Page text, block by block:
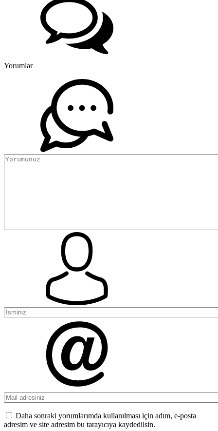
Yorumlar
Daha sonraki yorumlarımda kullanılması için adım, e-posta
adresim ve site adresim bu tarayıcıya kaydedilsin.